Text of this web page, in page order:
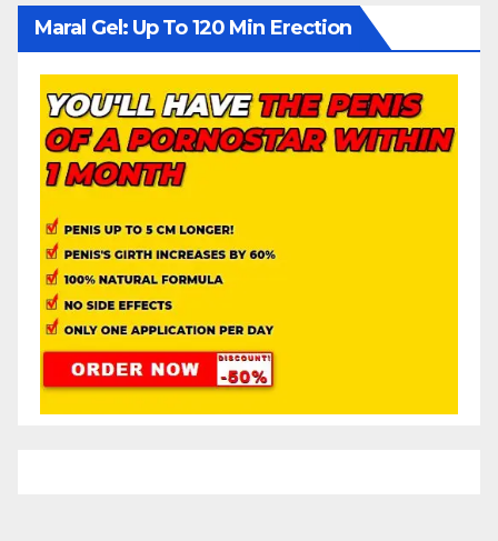
Maral Gel: Up To 120 Min Erection